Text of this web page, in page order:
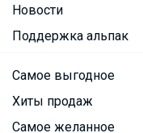
Новости
Поддержка альпак
Самое выгодное
Хиты продаж
Самое желанное